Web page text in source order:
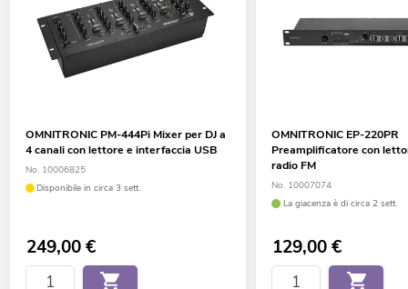
OMNITRONIC PM-444Pi Mixer per DJ a
4 canali con lettore e interfaccia USB
No. 10006825
Disponibile in circa 3 sett.
249,00€
OMNITRONIC EP-220PR
Preamplificatore con
radio FM
No. 10007074
La giacenza è di circa 2 sett.
129,00€